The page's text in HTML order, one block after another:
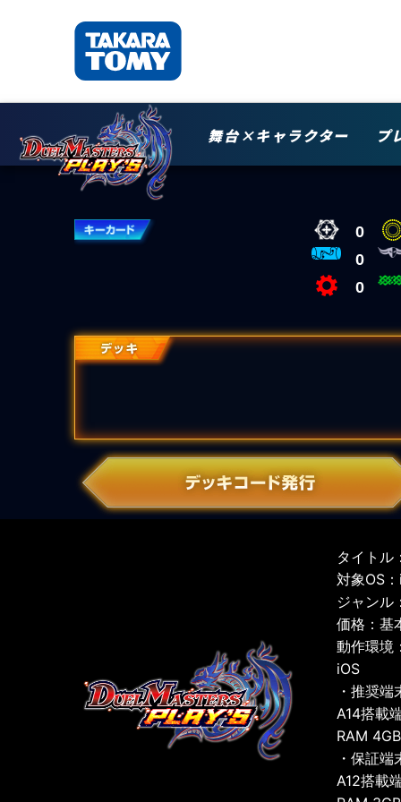
舞台×キャラクター プ
0
0
0
タイトル
対象OS
ジャンル
価格：基
動作環境
iOS
・推奨端
A14搭載
RAM
・保証端
A12搭載